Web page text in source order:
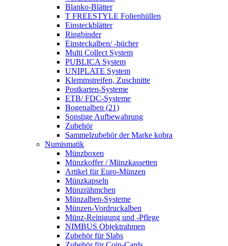
Blanko-Blätter
T FREESTYLE Folienhüllen
Einsteckblätter
Ringbinder
Einsteckalben/ -bücher
Multi Collect System
PUBLICA System
UNIPLATE System
Klemmstreifen, Zuschnitte
Postkarten-Systeme
ETB/ FDC-Systeme
Bogenalben (21)
Sonstige Aufbewahrung
Zubehör
Sammelzubehör der Marke kobra
Numismatik
Münzboxen
Münzkoffer / Münzkassetten
Artikel für Euro-Münzen
Münzkapseln
Münzrähmchen
Münzalben-Systeme
Münzen-Vordruckalben
Münz-Reinigung und -Pflege
NIMBUS Objektrahmen
Zubehör für Slabs